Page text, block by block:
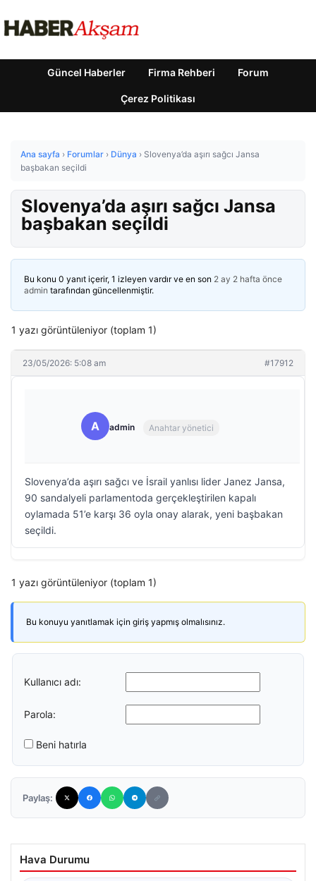
Güncel Haberler Firma Rehberi Forum
Çerez Politikası
Ana sayfa › Forumlar › Dünya › Slovenya’da aşırı sağcı Jansa
başbakan seçildi
Slovenya’da aşırı sağcı Jansa
başbakan seçildi
Bu konu 0 yanıt içerir, 1 izleyen vardır ve en son 2 ay 2 hafta önce
admin tarafından güncellenmiştir.
1 yazı görüntüleniyor (toplam 1)
23/05/2026: 5:08 am #17912
A admin Anahtar yönetici
Slovenya’da aşırı sağcı ve İsrail yanlısı lider Janez Jansa,
90 sandalyeli parlamentoda gerçekleştirilen kapalı
oylamada 51’e karşı 36 oyla onay alarak, yeni başbakan
seçildi.
1 yazı görüntüleniyor (toplam 1)
Bu konuyu yanıtlamak için giriş yapmış olmalısınız.
Kullanıcı adı:
Parola:
Beni hatırla
Paylaş:
Hava Durumu